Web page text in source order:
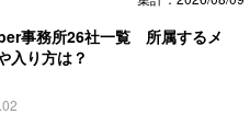
事務所26社一覧 所属するメ
入り方は？